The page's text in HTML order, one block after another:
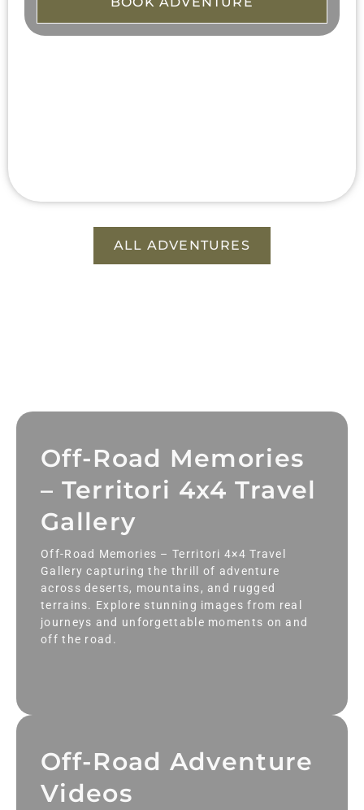
ALL ADVENTURES
Off-Road Memories
– Territori 4x4 Travel
Gallery
Off-Road Memories – Territori 4×4 Travel
Gallery capturing the thrill of adventure
across deserts, mountains, and rugged
terrains. Explore stunning images from real
journeys and unforgettable moments on and
off the road.
Off-Road Adventure
Videos